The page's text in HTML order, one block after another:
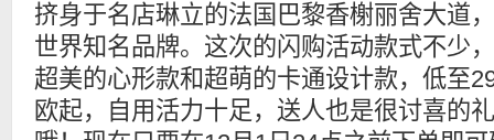
挤身于名店琳立的法国巴黎香榭丽舍大道
世界知名品牌。这次的闪购活动款式不少
超美的心形款和超萌的卡通设计款，低至
欧起，自用活力十足，送人也是很讨喜的